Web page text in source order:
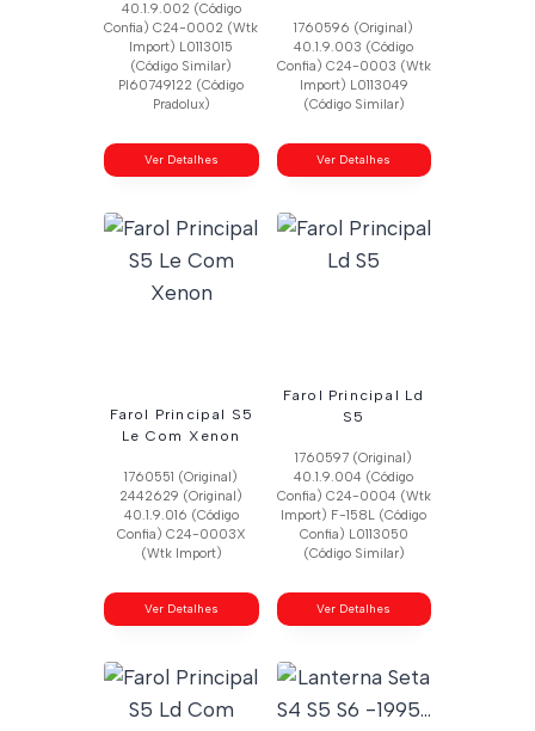
40.1.9.002 (Código
Confia) C24-0002 (Wtk
Import) L0113015
(Código Similar)
Pl60749122 (Código
Pradolux)
Ver Detalhes
1760596 (Original)
40.1.9.003 (Código
Confia) C24-0003 (Wtk
Import) L0113049
(Código Similar)
Ver Detalhes
Farol Principal S5
Le Com Xenon
1760551 (Original)
2442629 (Original)
40.1.9.016 (Código
Confia) C24-0003X
(Wtk Import)
Ver Detalhes
Farol Principal Ld
S5
1760597 (Original)
40.1.9.004 (Código
Confia) C24-0004 (Wtk
Import) F-158L (Código
Confia) L0113050
(Código Similar)
Ver Detalhes